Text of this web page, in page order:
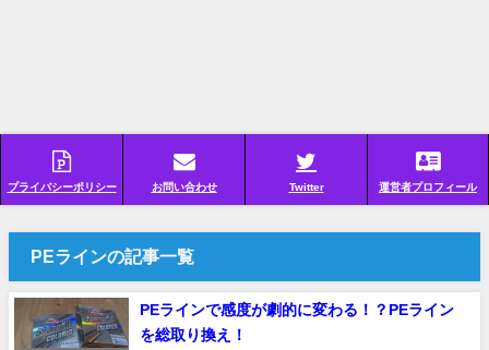
プライバシーポリシー お問い合わせ Twitter 運営者プロフィール
PEラインの記事一覧
PEラインで感度が劇的に変わる！？PEライン
を総取り換え！